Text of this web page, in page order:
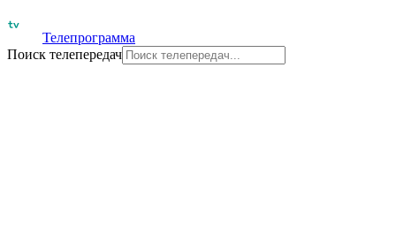
Телепрограмма
Поиск телепередач